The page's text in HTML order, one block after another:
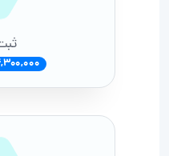
24,300,000